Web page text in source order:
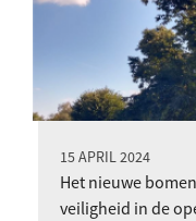
15 APRIL 2024
Het nieuwe
veiligheid in de